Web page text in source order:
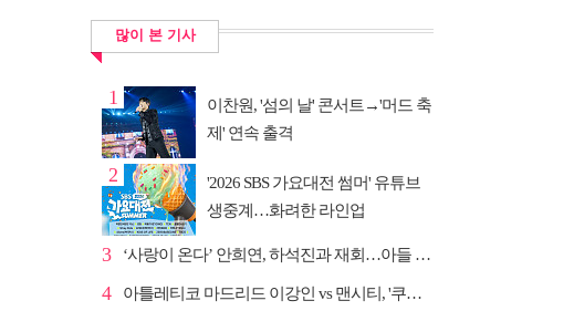
많이 본 기사
1
이찬원, '섬의 날' 콘서트→'머드 축
제' 연속 출격
2
'2026 SBS 가요대전 썸머' 유튜브
생중계…화려한 라인업
3 ‘사랑이 온다’ 안희연, 하석진과 재회…아들 비밀 밝혀...
4 아틀레티코 마드리드 이강인 vs 맨시티, '쿠플 시리즈'...